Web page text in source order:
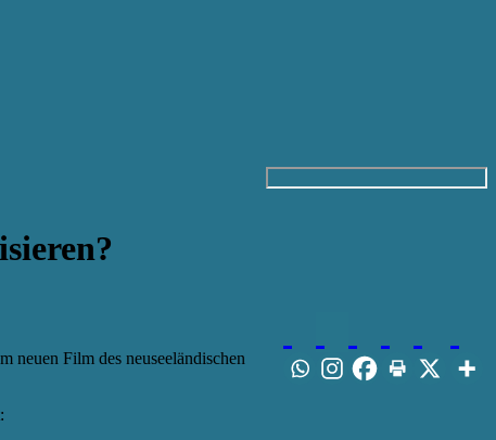
neuen Film des neuseeländischen